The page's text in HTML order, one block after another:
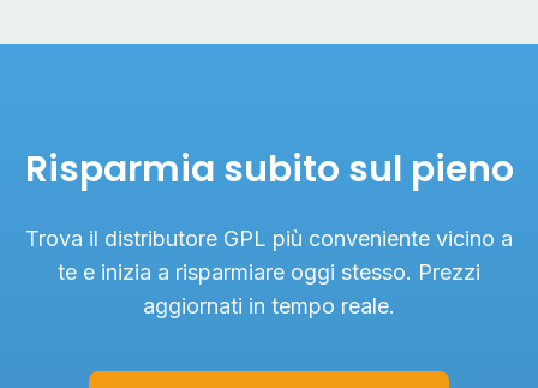
Risparmia subito sul pieno
Trova il distributore GPL più conveniente vicino a
te e inizia a risparmiare oggi stesso. Prezzi
aggiornati in tempo reale.